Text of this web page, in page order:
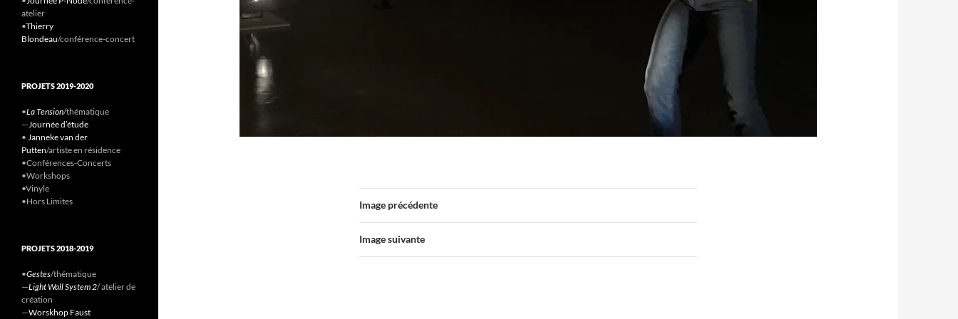
Image précédente
Image suivante
atelier
•Thierry
Blondeau/conférence-concert
PROJETS 2019-2020
•La Tension/thématique
—Journée d’étude
• Janneke van der
Putten/artiste en résidence
•Conférences-Concerts
•Workshops
•Vinyle
•Hors Limites
PROJETS 2018-2019
•Gestes/thématique
—Light Wall System 2/ atelier de
création
—Worskhop Faust